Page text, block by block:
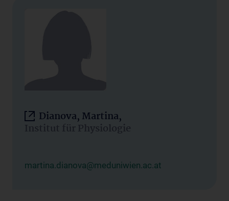
Dianova, Martina,
Institut für Physiologie
martina.dianova@meduniwien.ac.at